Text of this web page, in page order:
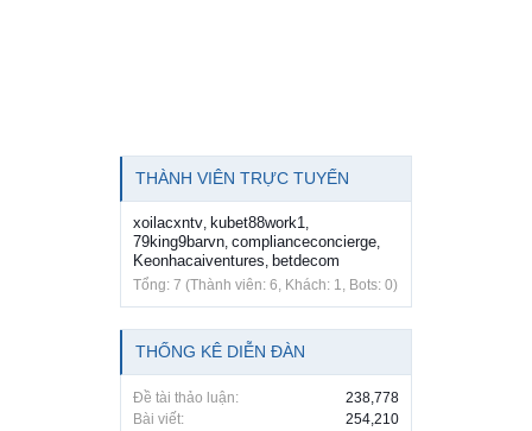
THÀNH VIÊN TRỰC TUYẾN
xoilacxntv, kubet88work1,
79king9barvn, complianceconcierge,
Keonhacaiventures, betdecom
Tổng: 7 (Thành viên: 6, Khách: 1, Bots: 0)
THỐNG KÊ DIỄN ĐÀN
Đề tài thảo luận:
238,778
Bài viết:
254,210